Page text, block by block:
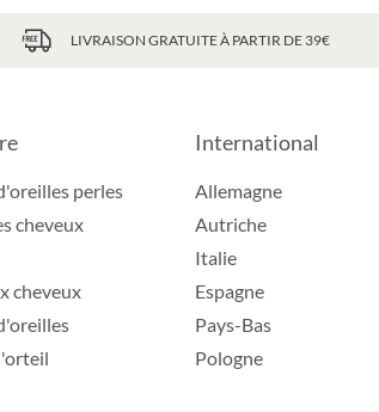
LIVRAISON GRATUITE À PARTIR DE 39€
perles
cheveux
cheveux
International
Allemagne
Autriche
Italie
Espagne
Pays-Bas
Pologne